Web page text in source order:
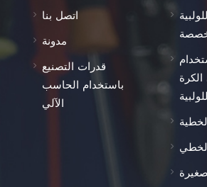
اتصل بنا
مدونة
قدرات التصنيع
باستخدام الحاسب
الآلي